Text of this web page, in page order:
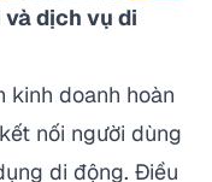
dịch vụ di
kinh doanh hoàn
nối người dùng
di động. Điều